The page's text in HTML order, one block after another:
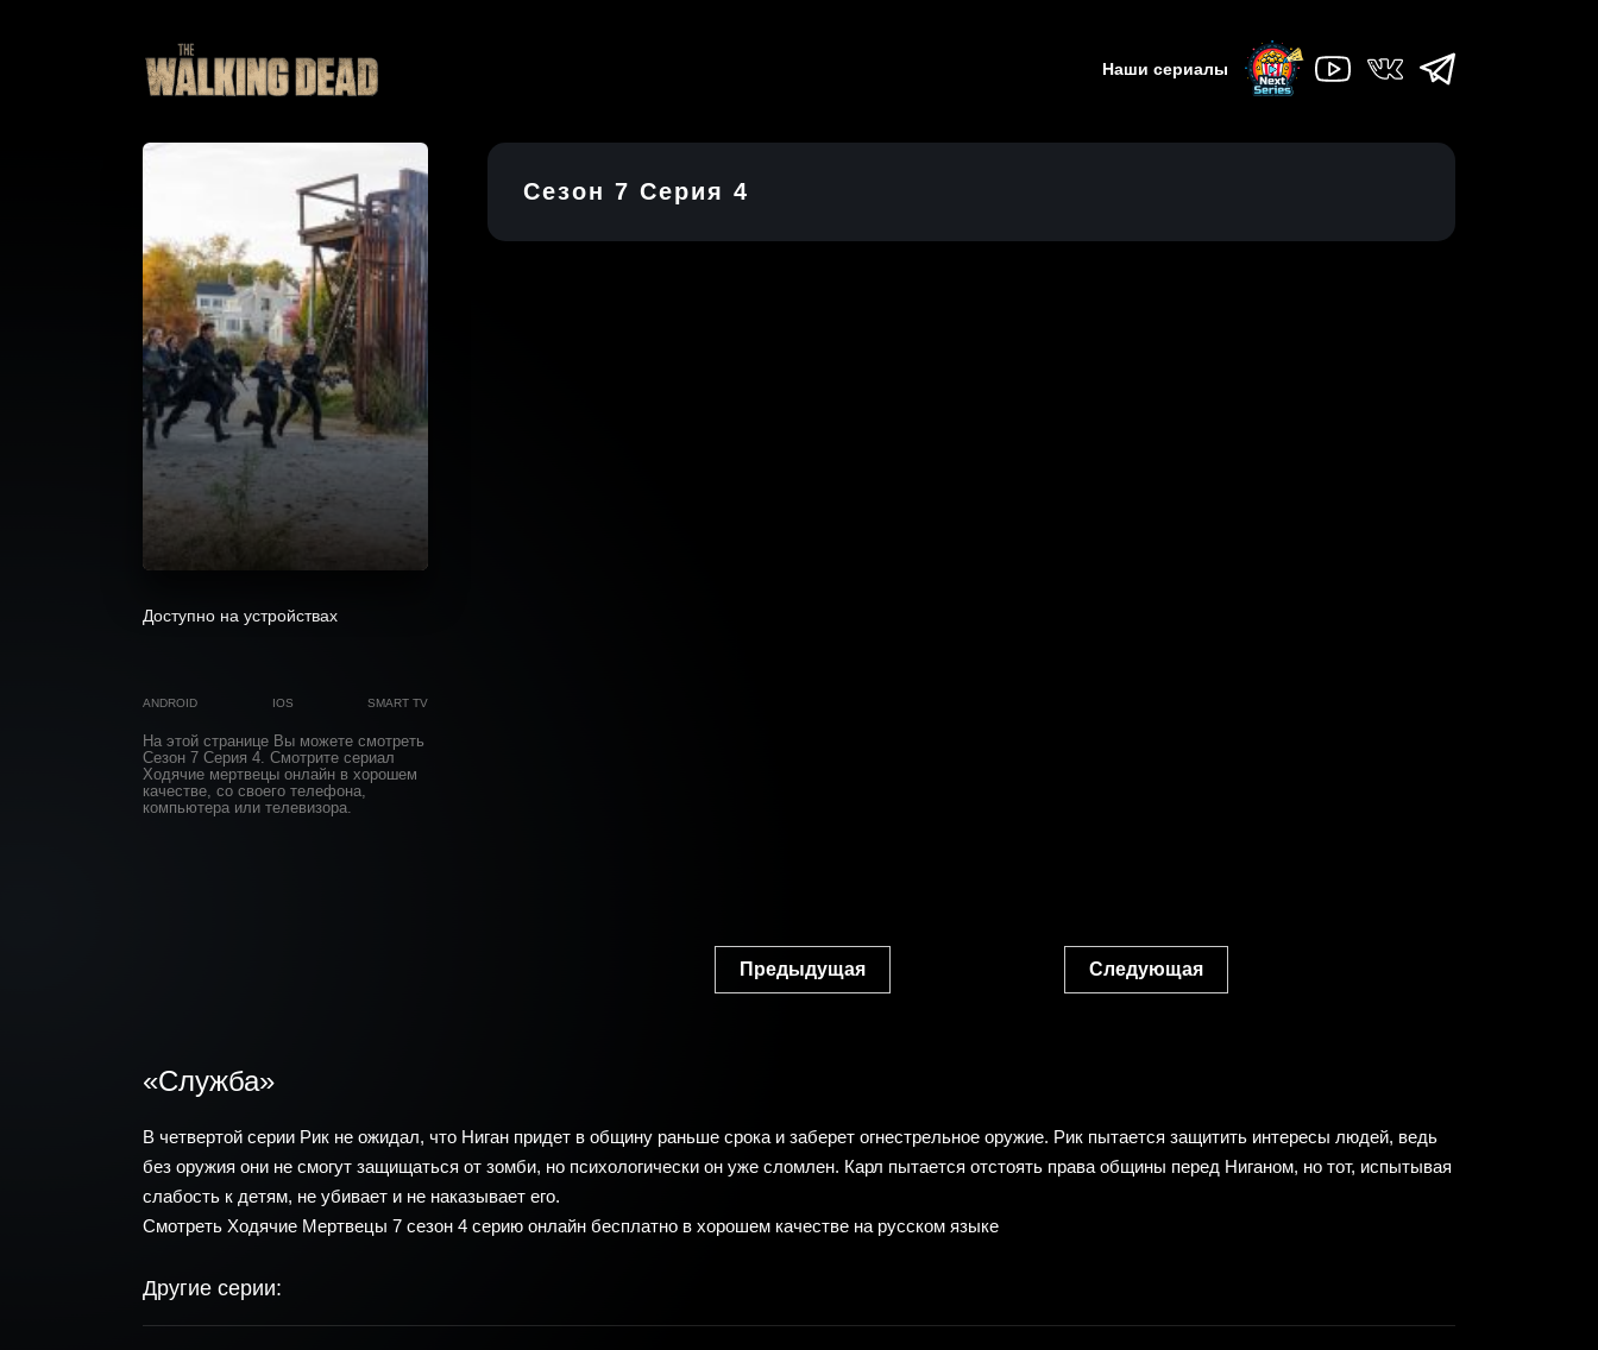
Наши сериалы
Сезон 7 Серия 4
Доступно на устройствах
ANDROID IOS SMART TV
На этой странице Вы можете смотреть
Сезон 7 Серия 4. Смотрите сериал
Ходячие мертвецы онлайн в хорошем
качестве, со своего телефона,
компьютера или телевизора.
Предыдущая Следующая
«Служба»
В четвертой серии Рик не ожидал, что Ниган придет в общину раньше срока и заберет огнестрельное оружие. Рик пытается защитить интересы людей, ведь
без оружия они не смогут защищаться от зомби, но психологически он уже сломлен. Карл пытается отстоять права общины перед Ниганом, но тот, испытывая
слабость к детям, не убивает и не наказывает его.
Смотреть Ходячие Мертвецы 7 сезон 4 серию онлайн бесплатно в хорошем качестве на русском языке
Другие серии: